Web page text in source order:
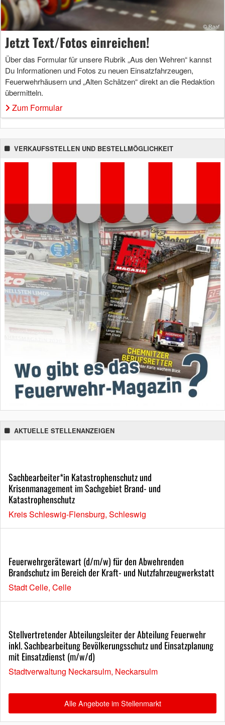
Jetzt Text/Fotos einreichen!
Über das Formular für unsere Rubrik „Aus den Wehren“ kannst
Du Informationen und Fotos zu neuen Einsatzfahrzeugen,
Feuerwehrhäusern und „Alten Schätzen“ direkt an die Redaktion
übermitteln.
Zum Formular
VERKAUFSSTELLEN UND BESTELLMÖGLICHKEIT
AKTUELLE STELLENANZEIGEN
Sachbearbeiter*in Katastrophenschutz und
Krisenmanagement im Sachgebiet Brand- und
Katastrophenschutz
Kreis Schleswig-Flensburg, Schleswig
Feuerwehrgerätewart (d/m/w) für den Abwehrenden
Brandschutz im Bereich der Kraft- und Nutzfahrzeugwerkstatt
Stadt Celle, Celle
Stellvertretender Abteilungsleiter der Abteilung Feuerwehr
inkl. Sachbearbeitung Bevölkerungsschutz und Einsatzplanung
mit Einsatzdienst (m/w/d)
Stadtverwaltung Neckarsulm, Neckarsulm
Alle Angebote im Stellenmarkt